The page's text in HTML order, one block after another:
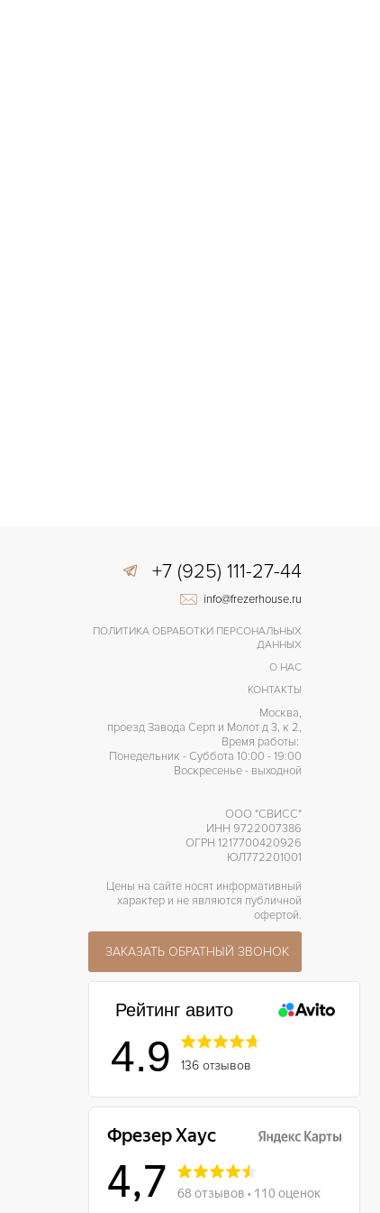
+7 (925) 111-27-44
info@frezerhouse.ru
ПОЛИТИКА ОБРАБОТКИ ПЕРСОНАЛЬНЫХ
ДАННЫХ
О НАС
КОНТАКТЫ
Москва,
проезд Завода Серп и Молот д 3, к 2,
Время работы:
Понедельник - Суббота 10:00 - 19:00
Воскресенье - выходной
ООО "СВИСС"
ИНН 9722007386
ОГРН 1217700420926
ЮЛ772201001
Цены на сайте носят информативный
характер и не являются публичной
офертой.
ЗАКАЗАТЬ ОБРАТНЫЙ ЗВОНОК
Рейтинг авито
4.9 136 отзывов